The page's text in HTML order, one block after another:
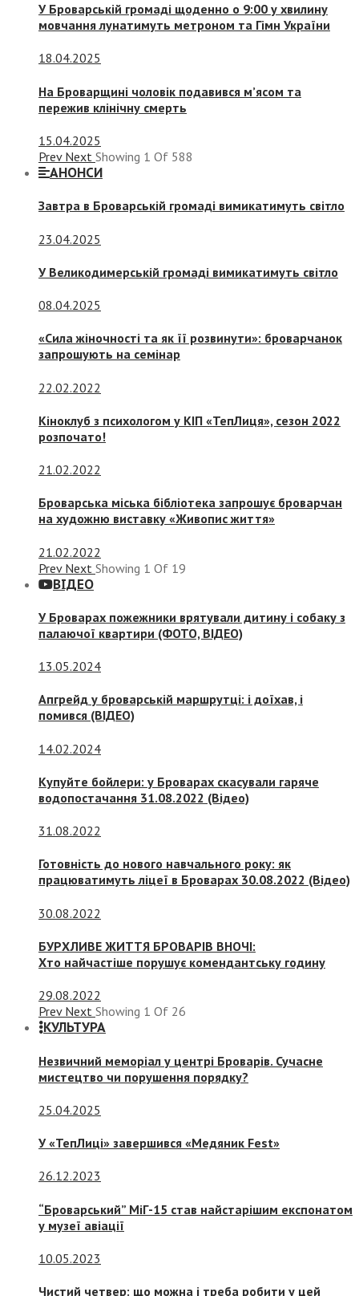
У Броварській громаді щоденно о 9:00 у хвилину
мовчання лунатимуть метроном та Гімн України
18.04.2025
На Броварщині чоловік подавився м’ясом та
пережив клінічну смерть
15.04.2025
Prev Next Showing 1 Of 588
АНОНСИ
Завтра в Броварській громаді вимикатимуть світло
23.04.2025
У Великодимерській громаді вимикатимуть світло
08.04.2025
«Сила жіночності та як її розвинути»: броварчанок
запрошують на семінар
22.02.2022
Кіноклуб з психологом у КІП «ТепЛиця», сезон 2022
розпочато!
21.02.2022
Броварська міська бібліотека запрошує броварчан
на художню виставку «Живопис життя»
21.02.2022
Prev Next Showing 1 Of 19
ВІДЕО
У Броварах пожежники врятували дитину і собаку з
палаючої квартири (ФОТО, ВІДЕО)
13.05.2024
Апгрейд у броварській маршрутці: і доїхав, і
помився (ВІДЕО)
14.02.2024
Купуйте бойлери: у Броварах скасували гаряче
водопостачання 31.08.2022 (Відео)
31.08.2022
Готовність до нового навчального року: як
працюватимуть ліцеї в Броварах 30.08.2022 (Відео)
30.08.2022
БУРХЛИВЕ ЖИТТЯ БРОВАРІВ ВНОЧІ:
Хто найчастіше порушує комендантську годину
29.08.2022
Prev Next Showing 1 Of 26
КУЛЬТУРА
Незвичний меморіал у центрі Броварів. Сучасне
мистецтво чи порушення порядку?
25.04.2025
У «ТепЛиці» завершився «Медяник Fest»
26.12.2023
“Броварський” МіГ-15 став найстарішим експонатом
у музеї авіації
10.05.2023
Чистий четвер: що можна і треба робити у цей